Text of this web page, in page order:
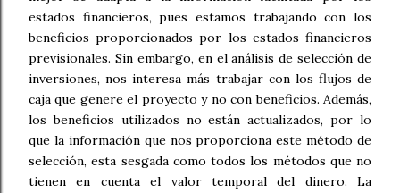
estados financieros, pues estamos trabajando con los
beneficios proporcionados por los estados financieros
previsionales. Sin embargo, en el análisis de selección de
inversiones, nos interesa más trabajar con los flujos de
caja que genere el proyecto y no con beneficios. Además,
los beneficios utilizados no están actualizados, por lo
que la información que nos proporciona este método de
selección, esta sesgada como todos los métodos que no
tienen en cuenta el valor temporal del dinero. La